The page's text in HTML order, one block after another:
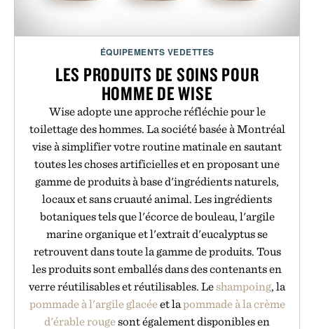
ÉQUIPEMENTS VEDETTES
LES PRODUITS DE SOINS POUR
HOMME DE WISE
Wise adopte une approche réfléchie pour le
toilettage des hommes. La société basée à Montréal
vise à simplifier votre routine matinale en sautant
toutes les choses artificielles et en proposant une
gamme de produits à base d'ingrédients naturels,
locaux et sans cruauté animal. Les ingrédients
botaniques tels que l'écorce de bouleau, l'argile
marine organique et l'extrait d'eucalyptus se
retrouvent dans toute la gamme de produits. Tous
les produits sont emballés dans des contenants en
verre réutilisables et réutilisables. Leshampoing, la
pommade à l'argile glacéeet lapommade à la crème
d'érable rougesont également disponibles en